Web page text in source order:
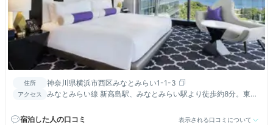
住所 神奈川県横浜市西区みなとみらい1-1-3
アクセス
みなとみらい線 新高島駅、みなとみらい駅より徒歩約8分。東海
タクシーで約20分。
宿泊した人の口コミ 表示される口コミについて